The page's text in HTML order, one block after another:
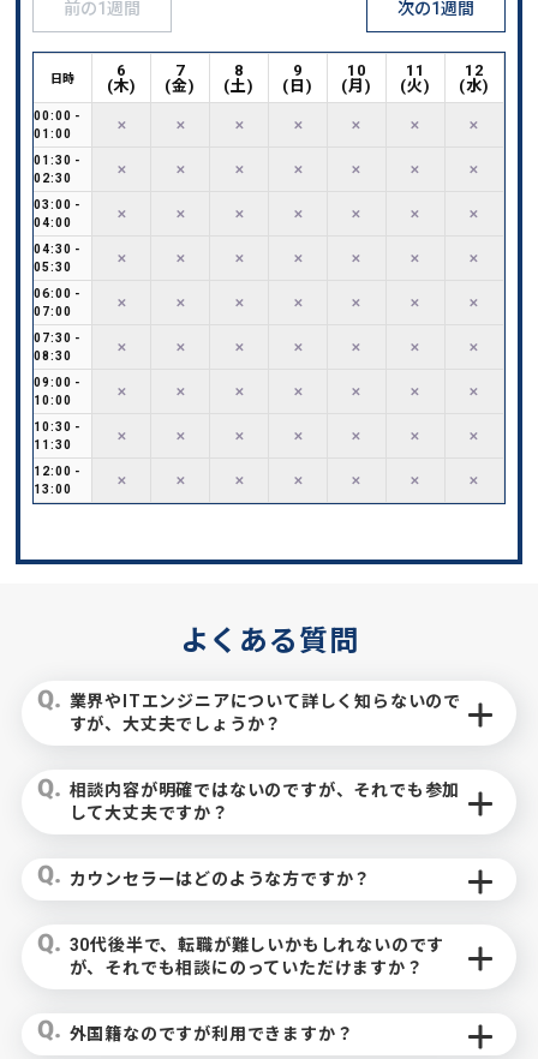
前の1週間 次の1週間
日時
00:00 -
01:00
01:30 -
02:30
03:00 -
04:00
04:30 -
05:30
06:00 -
07:00
07:30 -
08:30
09:00 -
10:00
10:30 -
11:30
12:00 -
13:00
6
(木)
✕
✕
✕
✕
✕
✕
✕
✕
✕
7
(金)
✕
✕
✕
✕
✕
✕
✕
✕
✕
8
(土)
✕
✕
✕
✕
✕
✕
✕
✕
✕
9
( 日 )
✕
✕
✕
✕
✕
✕
✕
✕
✕
10
(月 )
✕
✕
✕
✕
✕
✕
✕
✕
✕
11
(火)
✕
✕
✕
✕
✕
✕
✕
✕
✕
12
(水)
✕
✕
✕
✕
✕
✕
✕
✕
✕
よくある質問
業界やITエンジニアについて詳しく知らないので
すが、大丈夫でしょうか？
相談内容が明確ではないのですが、それでも参加
して大丈夫ですか？
カウンセラーはどのような方ですか？
30代後半で、転職が難しいかもしれないのです
が、それでも相談にのっていただけますか？
外国籍なのですが利用できますか？